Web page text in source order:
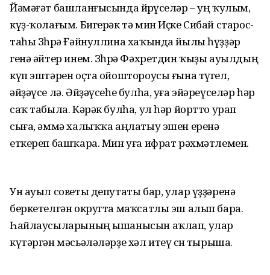
Йәмәғәт башланғысында йөрөү­селәр – уң ҡулым,
күҙ-ҡолағым. Бигерәк тә мин Иҫке Сибай ста­рос­
таһы Зөһрә Ғәйнуллина ха­ҡында йылы һүҙҙәр
генә әйтер инем. Зөһрә Фәхретдин ҡыҙы ауылдың
күп эштәрен оҫта ойоштороусы ғына түгел,
әйҙәүсе лә. Әйҙәүсеһе булһа, уға эйәреүселәр һәр
саҡ табыла. Кәрәк булһа, ул һәр йортто урап
сыға, әммә халыҡҡа аңлатыу эшен еренә
еткереп башҡара. Мин уға ифрат рәхмәтлемен.
Ун ауыл советы депутаты бар, улар үҙҙәренә
беркетелгән округта маҡсатлы эш алып бара.
Һайлау­сыларының ышанысын аҡлап, улар
күтәргән мәсьәләләрҙе хәл итеү өсөн тырыша.